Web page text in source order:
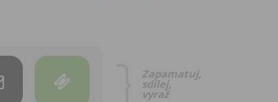
Zapamatuj,
sdílej,
vyraž